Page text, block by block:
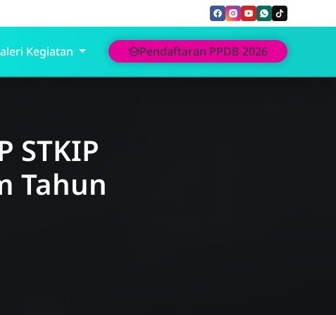
Kegiatan Pendaftaran PPDB 2026
STKIP
Tahun